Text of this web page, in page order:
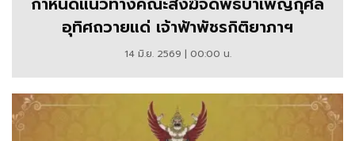
อุทิศถวายแด่ เจ้าฟ้าพัชรกิติยาภาฯ
14 มิ.ย. 2569 | 00:00 น.